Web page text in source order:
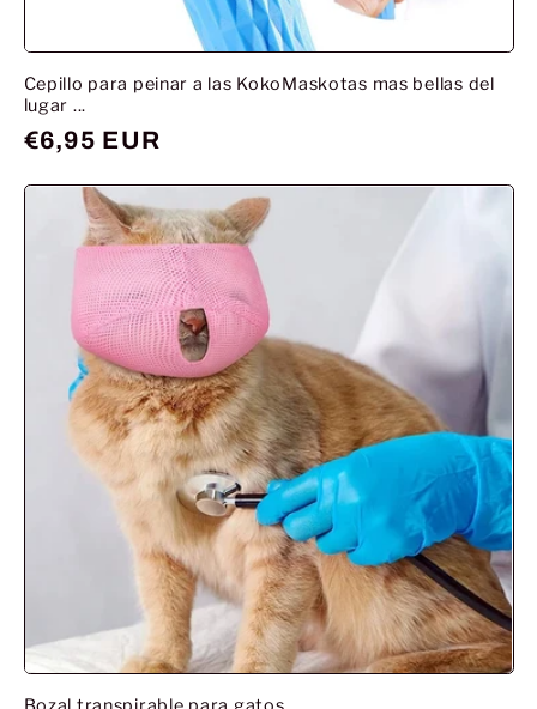
Cepillo para peinar a las KokoMaskotas mas bellas del
lugar ...
Prix
€6,95 EUR